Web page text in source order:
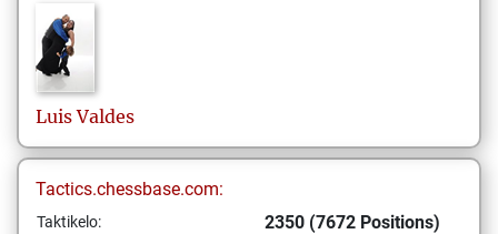
Luis Valdes
Tactics.chessbase.com:
Taktikelo: 2350 (7672 Positions)